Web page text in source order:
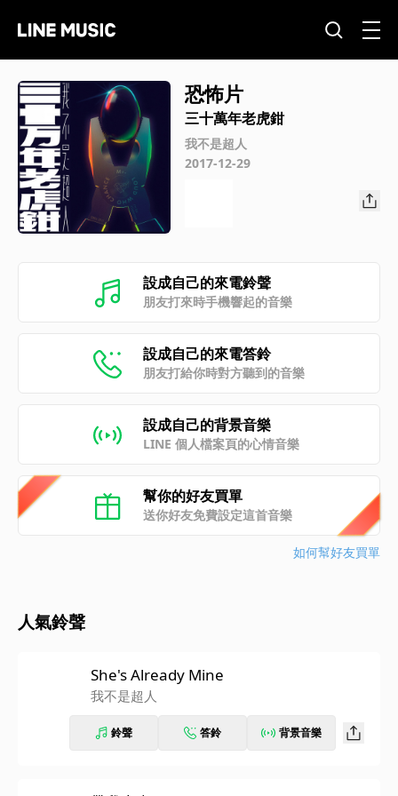
恐怖片
三十萬年老虎鉗
我不是超人
2017-12-29
設成自己的來電鈴聲
朋友打來時手機響起的音樂
設成自己的來電答鈴
朋友打給你時對方聽到的音樂
設成自己的背景音樂
LINE 個人檔案頁的心情音樂
幫你的好友買單
送你好友免費設定這首音樂
如何幫好友買單
人氣鈴聲
She's Already Mine
我不是超人
鈴聲 答鈴 背景音樂